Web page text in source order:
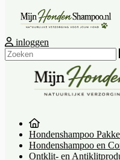
inloggen
Hondenshampoo
Hondenshampoo en
Ontklit- en